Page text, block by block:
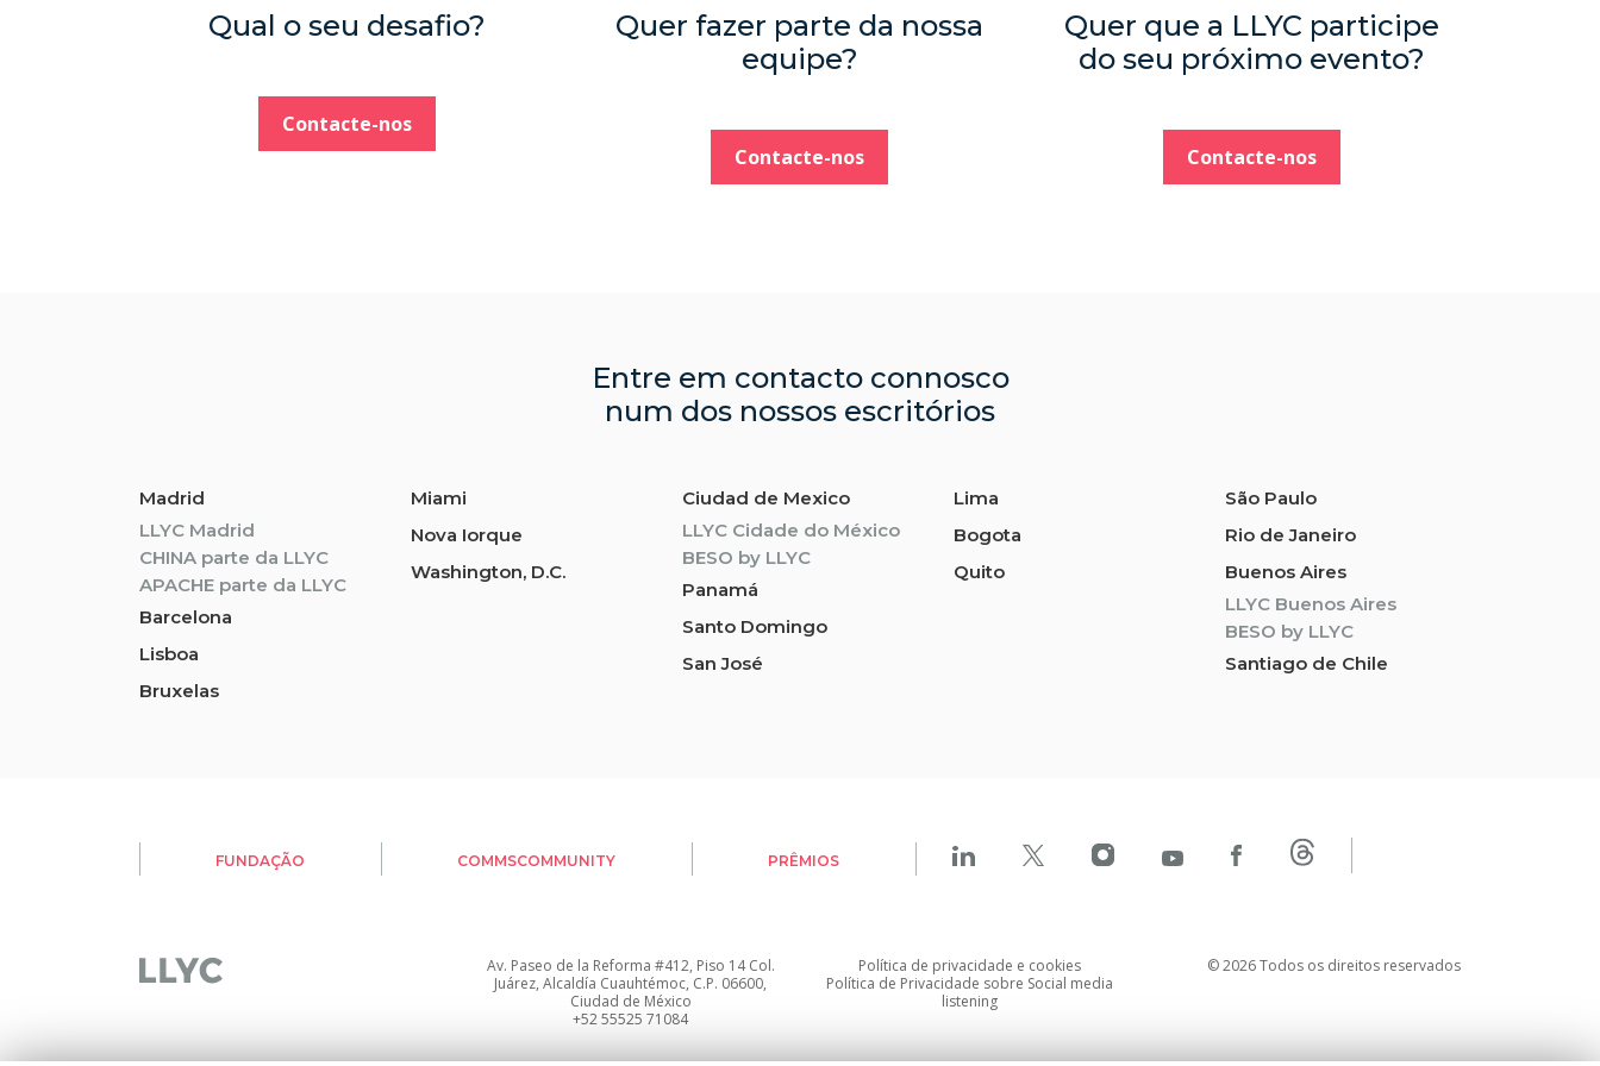
Qual o seu desafio?
Contacte-nos
Quer fazer parte da nossa
equipe?
Contacte-nos
Quer que a LLYC participe
do seu próximo evento?
Contacte-nos
Entre em contacto connosco
num dos nossos escritórios
Madrid
LLYC Madrid
CHINA parte da LLYC
APACHE parte da LLYC
Barcelona
Lisboa
Bruxelas
Miami
Nova Iorque
Washington, D.C.
Ciudad de Mexico
LLYC Cidade do México
BESO by LLYC
Panamá
Santo Domingo
San José
Lima
Bogota
Quito
São Paulo
Rio de Janeiro
Buenos Aires
LLYC Buenos Aires
BESO by LLYC
Santiago de Chile
FUNDAÇÃO COMMSCOMMUNITY PRÊMIOS
Av. Paseo de la Reforma #412, Piso 14 Col.
Juárez, Alcaldía Cuauhtémoc, C.P. 06600,
Ciudad de México
+52 55525 71084
Política de privacidade e cookies
Política de Privacidade sobre Social media
listening
© 2026 Todos os direitos reservados